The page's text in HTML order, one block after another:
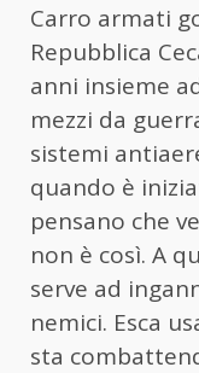
Carro armati
Repubblica
anni insieme
mezzi da
sistemi
quando è
pensano che
non è così. A
serve ad
nemici. Esca
sta